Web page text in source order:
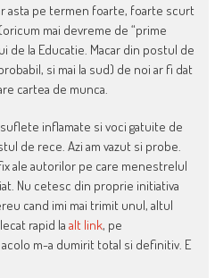
asta pe termen foarte, foarte scurt
(oricum mai devreme de “prime
de la Educatie. Macar din postul de
si mai la sud) de noi ar fi dat
cartea de munca.
inflamate si voci gatuite de
de rece. Azi am vazut si probe.
ale autorilor pe care menestrelul
Nu cetesc din proprie initiativa
cand imi mai trimit unul, altul
rapid la alt link, pe
m-a dumirit total si definitiv. E